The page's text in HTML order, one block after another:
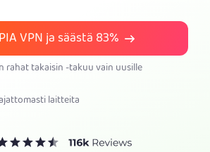
VPN ja säästä83%
rahat takaisin -takuu vain uusille
laitteita